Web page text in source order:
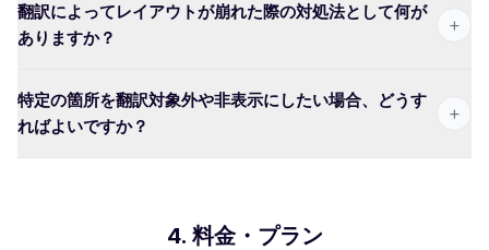
翻訳によってレイアウトが崩れた際の対処法として何が
ありますか？
+
特定の箇所を翻訳対象外や非表示にしたい場合、どうす
ればよいですか？
+
4. 料金・プラン